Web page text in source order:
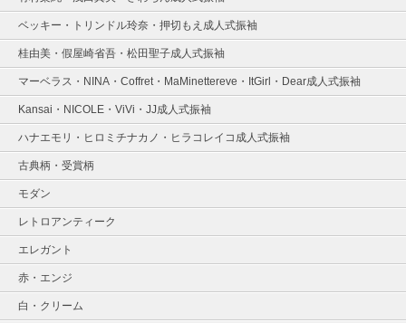
ベッキー・トリンドル玲奈・押切もえ成人式振袖
桂由美・假屋崎省吾・松田聖子成人式振袖
マーベラス・NINA・Coffret・MaMinettereve・ItGirl・Dear成人式振袖
Kansai・NICOLE・ViVi・JJ成人式振袖
ハナエモリ・ヒロミチナカノ・ヒラコレイコ成人式振袖
古典柄・受賞柄
モダン
レトロアンティーク
エレガント
赤・エンジ
白・クリーム